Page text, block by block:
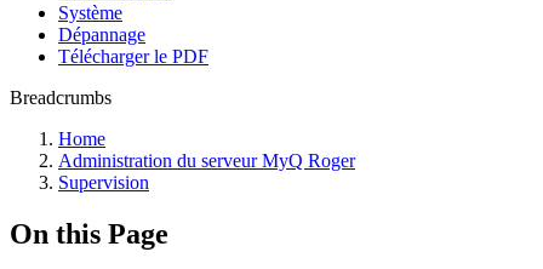
Système
Dépannage
Télécharger le PDF
Breadcrumbs
Home
Administration du serveur MyQ Roger
Supervision
On this Page